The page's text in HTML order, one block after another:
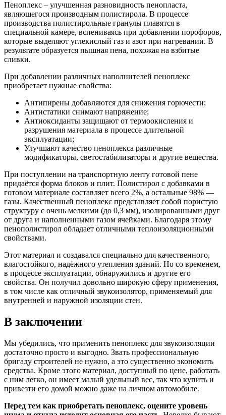
Пеноплекс – улучшенная разновидность пенопласта,
являющегося производным полистирола. В процессе
производства полистирольные гранулы плавятся в
специальной камере, вспениваясь при добавлении порофоров,
которые выделяют углекислый газ и азот при нагревании. В
результате образуется пышная пена, похожая на взбитые
сливки.
При добавлении различных наполнителей пеноплекс
приобретает нужные свойства:
Антипирены добавляются для снижения горючести;
Антистатики снимают напряжение;
Антиоксиданты защищают от термоокисления и
разрушения материала в процессе длительной
эксплуатации;
Улучшают качество пеноплекса различные
модификаторы, светостабилизаторы и другие вещества.
При поступлении на транспортную ленту готовой пене
придаётся форма блоков и плит. Полистирол с добавками в
готовом материале составляет всего 2%, а остальные 98% —
газы. Качественный пеноплекс представляет собой пористую
структуру с очень мелкими (до 0,3 мм), изолированными друг
от друга и наполненными газом ячейками. Благодаря этому
пенополистирол обладает отличными теплоизоляционными
свойствами.
Этот материал и создавался специально для качественного,
влагостойкого, надёжного утепления зданий. Но со временем,
в процессе эксплуатации, обнаружились и другие его
свойства. Он получил довольно широкую сферу применения,
в том числе как отличный звукоизолятор, применяемый для
внутренней и наружной изоляции стен.
В заключении
Мы убедились, что применить пеноплекс для звукоизоляции
достаточно просто и выгодно. Звать профессиональную
бригаду строителей не нужно, а это существенно экономить
средства. Кроме этого материал, доступный по цене, работать
с ним легко, он имеет малый удельный вес, так что купить и
привезти его домой можно даже на личном автомобиле.
Перед тем как приобретать пеноплекс, оцените уровень